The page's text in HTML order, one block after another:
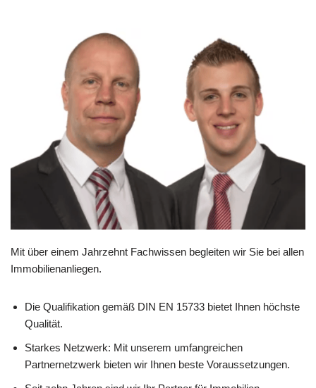
Mit über einem Jahrzehnt Fachwissen begleiten wir Sie bei allen
Immobilienanliegen.
Die Qualifikation gemäß DIN EN 15733 bietet Ihnen höchste
Qualität.
Starkes Netzwerk: Mit unserem umfangreichen
Partnernetzwerk bieten wir Ihnen beste Voraussetzungen.